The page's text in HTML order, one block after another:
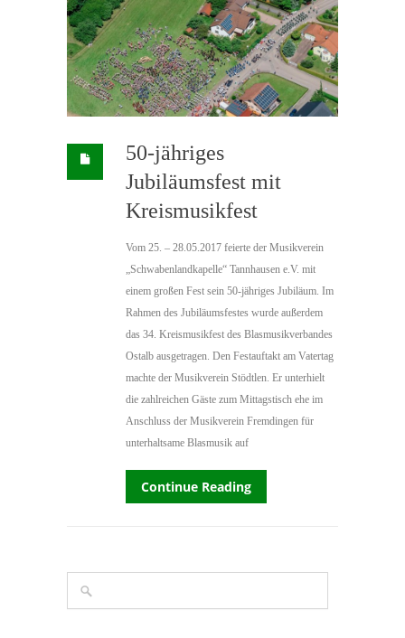
50-jähriges
Jubiläumsfest mit
Kreismusikfest
Vom 25. – 28.05.2017 feierte der Musikverein
„Schwabenlandkapelle“ Tannhausen e.V. mit
einem großen Fest sein 50-jähriges Jubiläum. Im
Rahmen des Jubiläumsfestes wurde außerdem
das 34. Kreismusikfest des Blasmusikverbandes
Ostalb ausgetragen. Den Festauftakt am Vatertag
machte der Musikverein Stödtlen. Er unterhielt
die zahlreichen Gäste zum Mittagstisch ehe im
Anschluss der Musikverein Fremdingen für
unterhaltsame Blasmusik auf
Continue Reading